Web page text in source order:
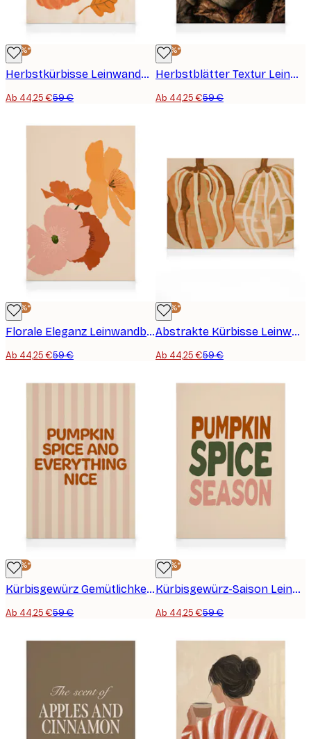
-25%*
Herbstkürbisse Leinwandbild
Ab 44,25 €59 €
-25%*
Herbstblätter Textur Leinwandbild
Ab 44,25 €59 €
-25%*
Florale Eleganz Leinwandbild
Ab 44,25 €59 €
-25%*
Abstrakte Kürbisse Leinwandbild
Ab 44,25 €59 €
-25%*
Kürbisgewürz Gemütlichkeit Leinwandbild
Ab 44,25 €59 €
-25%*
Kürbisgewürz-Saison Leinwandbild
Ab 44,25 €59 €